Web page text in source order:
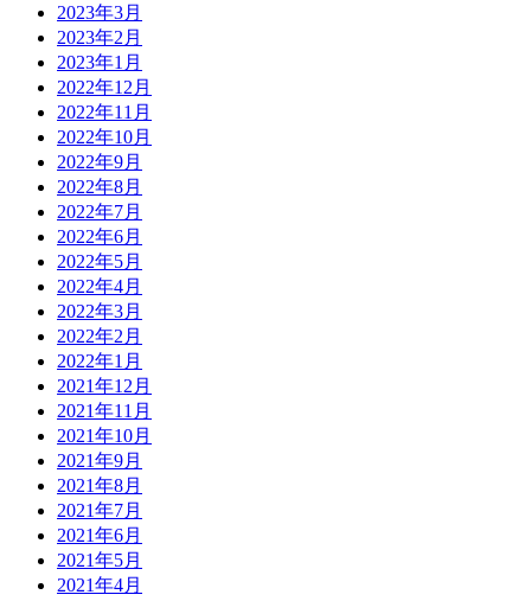
2023年3月
2023年2月
2023年1月
2022年12月
2022年11月
2022年10月
2022年9月
2022年8月
2022年7月
2022年6月
2022年5月
2022年4月
2022年3月
2022年2月
2022年1月
2021年12月
2021年11月
2021年10月
2021年9月
2021年8月
2021年7月
2021年6月
2021年5月
2021年4月